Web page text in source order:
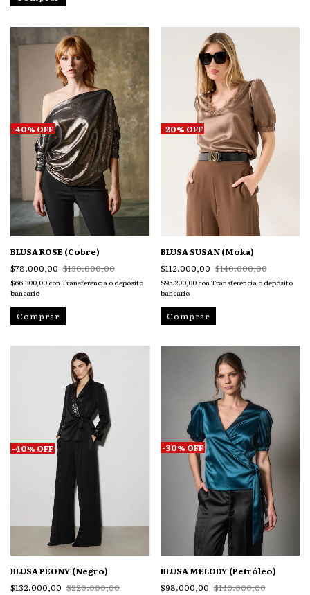
-40% OFF
BLUSA ROSE (Cobre)
$78.000,00 $130.000,00
$66.300,00 conTransferencia o depósito
bancario
Comprar
-20% OFF
BLUSA SUSAN (Moka)
$112.000,00 $140.000,00
$95.200,00 conTransferencia o depósito
bancario
Comprar
-40% OFF
BLUSA PEONY (Negro)
$132.000,00 $220.000,00
-30% OFF
BLUSA MELODY (Petróleo)
$98.000,00 $140.000,00